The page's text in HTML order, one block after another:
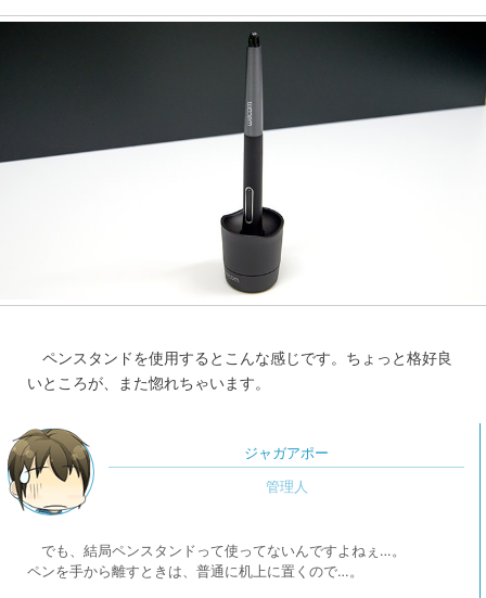
ペンスタンドを使用するとこんな感じです。ちょっと格好良
いところが、また惚れちゃいます。
ジャガアポー
でも、結局ペンスタンドって使ってないんですよねぇ…。
ペンを手から離すときは、普通に机上に置くので…。